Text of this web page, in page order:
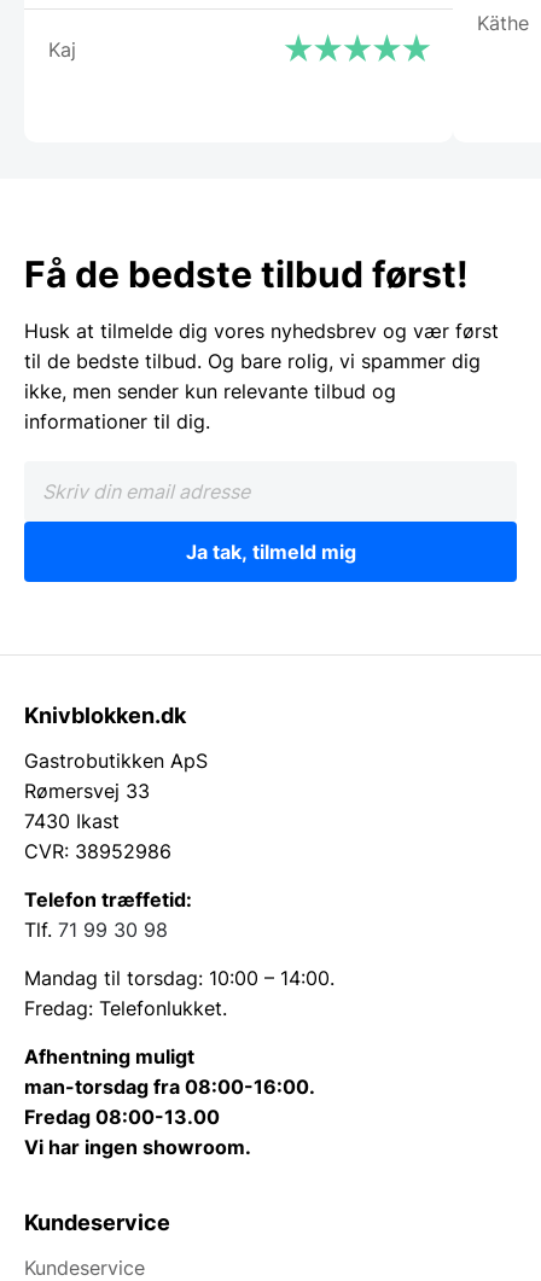
Kaj
Käthe
Få de bedste tilbud først!
Husk at tilmelde dig vores nyhedsbrev og vær først
til de bedste tilbud. Og bare rolig, vi spammer dig
ikke, men sender kun relevante tilbud og
informationer til dig.
Ja tak, tilmeld mig
Knivblokken.dk
Gastrobutikken ApS
Rømersvej 33
7430 Ikast
CVR: 38952986
Telefon træffetid:
Tlf. 71 99 30 98
Mandag til torsdag: 10:00 – 14:00.
Fredag: Telefonlukket.
Afhentning muligt
man-torsdag fra 08:00-16:00.
Fredag 08:00-13.00
Vi har ingen showroom.
Kundeservice
Kundeservice